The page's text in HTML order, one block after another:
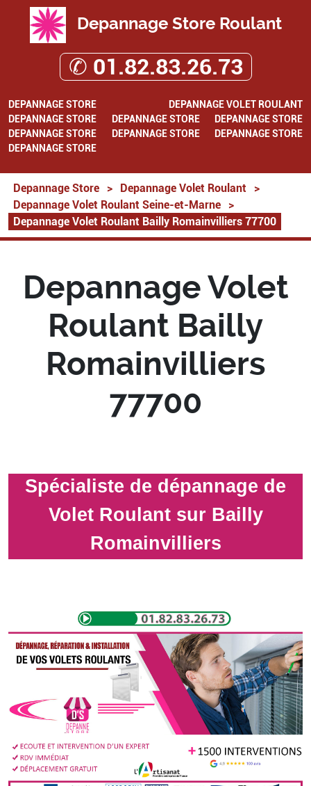
Depannage Store Roulant
✆ 01.82.83.26.73
DEPANNAGE STORE
DEPANNAGE VOLET ROULANT
DEPANNAGE STORE
DEPANNAGE STORE
DEPANNAGE STORE
DEPANNAGE STORE
DEPANNAGE STORE
DEPANNAGE STORE
DEPANNAGE STORE
Depannage Store > Depannage Volet Roulant
>
Depannage Volet Roulant Seine-et-Marne
>
Depannage Volet Roulant Bailly Romainvilliers 77700
Depannage Volet
Roulant Bailly
Romainvilliers
77700
Spécialiste de dépannage de
Volet Roulant sur Bailly
Romainvilliers